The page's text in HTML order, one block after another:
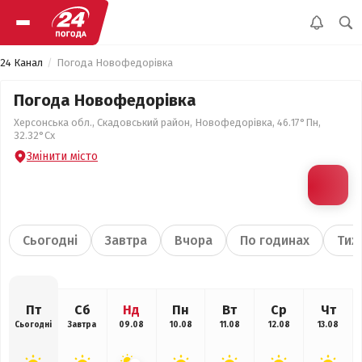
24 Канал Погода Новофедорівка
Погода Новофедорівка
Херсонська обл., Скадовський район, Новофедорівка, 46.17°Пн,
32.32°Сх
Змінити місто
Сьогодні Завтра Вчора По годинах
Пт
Сьогодні
Сб
Завтра
Нд
09.08
Пн
10.08
Вт
11.08
Ср
12.08
Чт
13.08